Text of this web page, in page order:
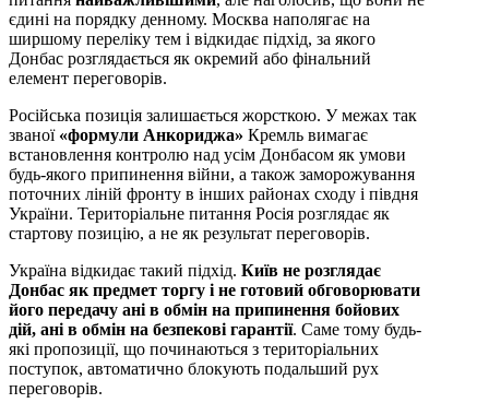
єдині на порядку денному. Москва наполягає на
ширшому переліку тем і відкидає підхід, за якого
Донбас розглядається як окремий або фінальний
елемент переговорів.
Російська позиція залишається жорсткою. У межах так
званої «формули Анкориджа» Кремль вимагає
встановлення контролю над усім Донбасом як умови
будь-якого припинення війни, а також заморожування
поточних ліній фронту в інших районах сходу і півдня
України. Територіальне питання Росія розглядає як
стартову позицію, а не як результат переговорів.
Україна відкидає такий підхід. Київ не розглядає
Донбас як предмет торгу і не готовий обговорювати
його передачу ані в обмін на припинення бойових
дій, ані в обмін на безпекові гарантії. Саме тому будь-
які пропозиції, що починаються з територіальних
поступок, автоматично блокують подальший рух
переговорів.